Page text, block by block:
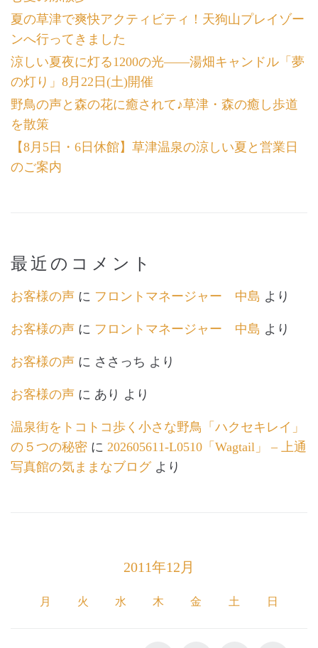
夏の草津で爽快アクティビティ！天狗山プレイゾー
ンへ行ってきました
涼しい夏夜に灯る1200の光――湯畑キャンドル「夢
の灯り」8月22日(土)開催
野鳥の声と森の花に癒されて♪草津・森の癒し歩道
を散策
【8月5日・6日休館】草津温泉の涼しい夏と営業日
のご案内
最近のコメント
お客様の声 に フロントマネージャー 中島 より
お客様の声 に フロントマネージャー 中島 より
お客様の声 に ささっち より
お客様の声 に あり より
温泉街をトコトコ歩く小さな野鳥「ハクセキレイ」
の５つの秘密 に 202605611-L0510「Wagtail」 – 上通
写真館の気ままなブログより
2011年12月
月 火 水 木 金 土 日